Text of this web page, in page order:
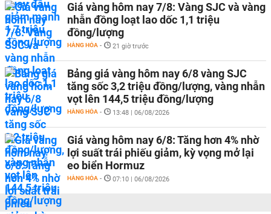
Giá vàng hôm nay 7/8: Vàng SJC và vàng
nhẫn đồng loạt lao dốc 1,1 triệu
đồng/lượng
HÀNG HÓA - 21 giờ trước
Bảng giá vàng hôm nay 6/8 vàng SJC
tăng sốc 3,2 triệu đồng/lượng, vàng nhẫn
vọt lên 144,5 triệu đồng/lượng
HÀNG HÓA - 13:48 | 06/08/2026
Giá vàng hôm nay 6/8: Tăng hơn 4% nhờ
lợi suất trái phiếu giảm, kỳ vọng mở lại
eo biển Hormuz
HÀNG HÓA - 07:10 | 06/08/2026